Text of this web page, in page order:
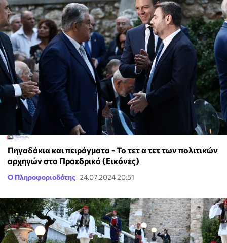
Πηγαδάκια και πειράγματα - Το τετ α τετ των πολιτικών
αρχηγών στο Προεδρικό (Εικόνες)
Ο Πληροφοριοδότης 24.07.2024 20:51